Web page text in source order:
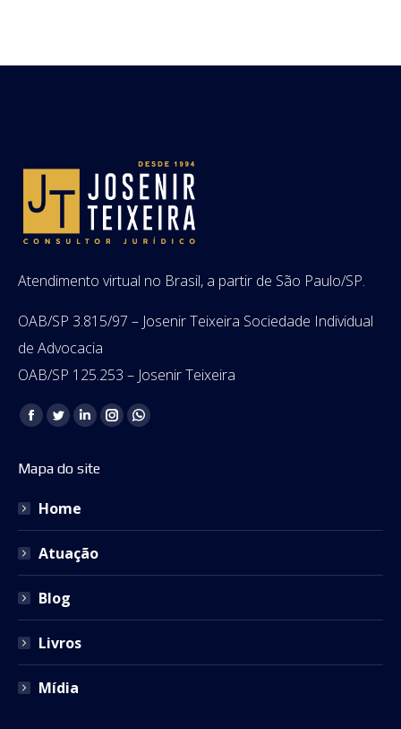
Atendimento virtual no Brasil, a partir de São Paulo/SP.
OAB/SP 3.815/97 – Josenir Teixeira Sociedade Individual
de Advocacia
OAB/SP 125.253 – Josenir Teixeira
Encontre-nos em:
Facebook
opens
new
Twitter
opens
new
Linkedin
opens
InstagramWhatsapp
Mapa do site
Home
Atuação
Blog
Livros
Mídia